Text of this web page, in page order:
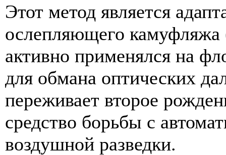
Этот метод является
ослепляющего
активно применялся на
для обмана оптических
переживает второе
средство борьбы с
воздушной разведки.